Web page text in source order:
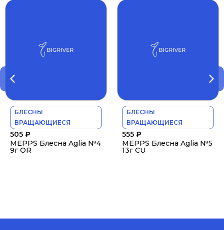
БЛЕСНЫ
ВРАЩАЮЩИЕСЯ
505 ₽
MEPPS Блесна Aglia №4
9г OR
БЛЕСНЫ
ВРАЩАЮЩИЕСЯ
555 ₽
MEPPS Блесна Aglia №5
13г CU